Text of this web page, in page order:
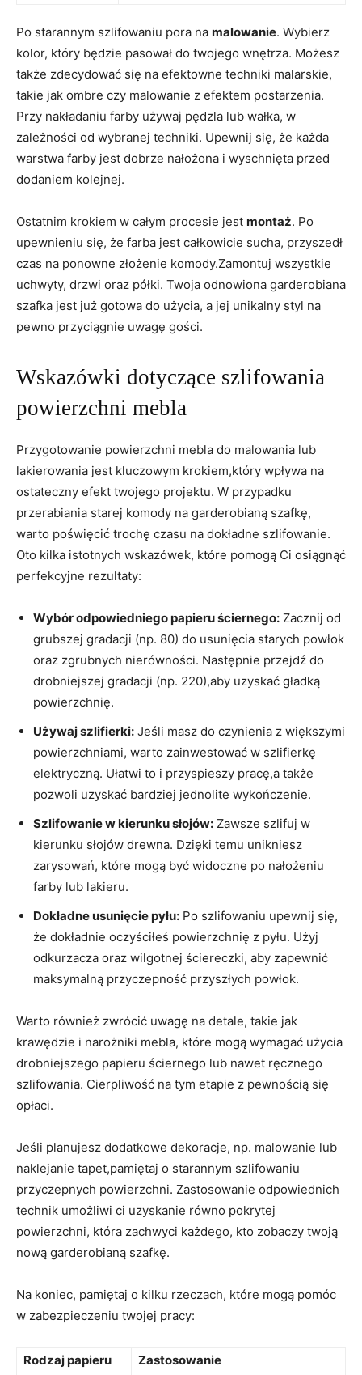
Po starannym szlifowaniu pora na malowanie. Wybierz
kolor, który będzie pasował do twojego wnętrza. Możesz
także zdecydować się na efektowne techniki malarskie,
takie jak ombre czy malowanie z efektem postarzenia.
Przy nakładaniu farby używaj pędzla lub wałka, w
zależności od wybranej techniki. Upewnij się, że każda
warstwa farby jest dobrze nałożona i wyschnięta przed
dodaniem kolejnej.
Ostatnim krokiem w całym procesie jest montaż. Po
upewnieniu się, że farba jest całkowicie sucha, przyszedł
czas na ponowne złożenie komody.Zamontuj wszystkie
uchwyty, drzwi oraz półki. Twoja odnowiona garderobiana
szafka jest już gotowa do użycia, a jej unikalny styl na
pewno przyciągnie uwagę gości.
Wskazówki dotyczące szlifowania
powierzchni mebla
Przygotowanie powierzchni mebla do malowania lub
lakierowania jest kluczowym krokiem,który wpływa na
ostateczny efekt twojego projektu. W przypadku
przerabiania starej komody na garderobianą szafkę,
warto poświęcić trochę czasu na dokładne szlifowanie.
Oto kilka istotnych wskazówek, które pomogą Ci osiągnąć
perfekcyjne rezultaty:
Wybór odpowiedniego papieru ściernego: Zacznij od
grubszej gradacji (np. 80) do usunięcia starych powłok
oraz zgrubnych nierówności. Następnie przejdź do
drobniejszej gradacji (np. 220),aby uzyskać gładką
powierzchnię.
Używaj szlifierki: Jeśli masz do czynienia z większymi
powierzchniami, warto zainwestować w szlifierkę
elektryczną. Ułatwi to i przyspieszy pracę,a także
pozwoli uzyskać bardziej jednolite wykończenie.
Szlifowanie w kierunku słojów: Zawsze szlifuj w
kierunku słojów drewna. Dzięki temu unikniesz
zarysowań, które mogą być widoczne po nałożeniu
farby lub lakieru.
Dokładne usunięcie pyłu: Po szlifowaniu upewnij się,
że dokładnie oczyściłeś powierzchnię z pyłu. Użyj
odkurzacza oraz wilgotnej ściereczki, aby zapewnić
maksymalną przyczepność przyszłych powłok.
Warto również zwrócić uwagę na detale, takie jak
krawędzie i narożniki mebla, które mogą wymagać użycia
drobniejszego papieru ściernego lub nawet ręcznego
szlifowania. Cierpliwość na tym etapie z pewnością się
opłaci.
Jeśli planujesz dodatkowe dekoracje, np. malowanie lub
naklejanie tapet,pamiętaj o starannym szlifowaniu
przyczepnych powierzchni. Zastosowanie odpowiednich
technik umożliwi ci uzyskanie równo pokrytej
powierzchni, która zachwyci każdego, kto zobaczy twoją
nową garderobianą szafkę.
Na koniec, pamiętaj o kilku rzeczach, które mogą pomóc
w zabezpieczeniu twojej pracy:
Rodzaj papieru Zastosowanie